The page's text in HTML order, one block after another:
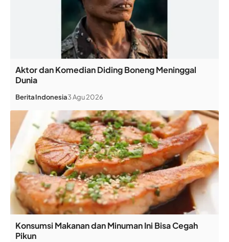
Aktor dan Komedian Diding Boneng Meninggal
Dunia
BeritaIndonesia3 Agu 2026
Konsumsi Makanan dan Minuman Ini Bisa Cegah
Pikun